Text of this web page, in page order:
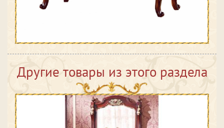
Другие товары из этого раздела